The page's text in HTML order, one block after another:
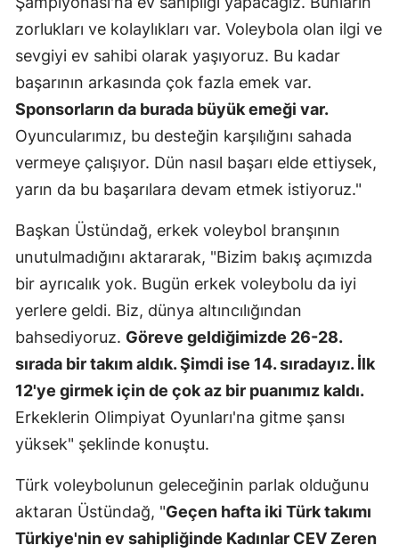
Samsun
Siirt
Sivas
Tekirdağ
Trabzon
Tunceli
Uşak
Van
Aksaray
Bayburt
zorlukları ve kolaylıkları var. Voleybola olan ilgi ve
sevgiyi ev sahibi olarak yaşıyoruz. Bu kadar
başarının arkasında çok fazla emek var.
Sponsorların da burada büyük emeği var.
Oyuncularımız, bu desteğin karşılığını sahada
vermeye çalışıyor. Dün nasıl başarı elde ettiysek,
yarın da bu başarılara devam etmek istiyoruz."
Başkan Üstündağ, erkek voleybol branşının
unutulmadığını aktararak, "Bizim bakış açımızda
bir ayrıcalık yok. Bugün erkek voleybolu da iyi
yerlere geldi. Biz, dünya altıncılığından
bahsediyoruz. Göreve geldiğimizde 26-28.
sırada bir takım aldık. Şimdi ise 14. sıradayız. İlk
12'ye girmek için de çok az bir puanımız kaldı.
Erkeklerin Olimpiyat Oyunları'na gitme şansı
yüksek" şeklinde konuştu.
Türk voleybolunun geleceğinin parlak olduğunu
aktaran Üstündağ, "Geçen hafta iki Türk takımı
Türkiye'nin ev sahipliğinde Kadınlar CEV Zeren